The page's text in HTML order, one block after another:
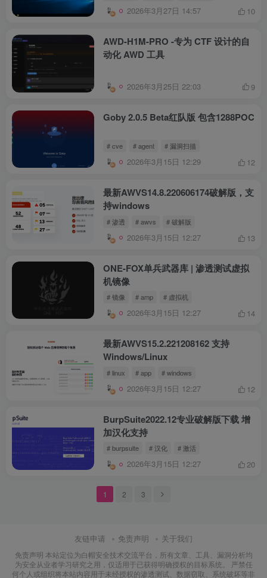
2026年3月27日 14:57 10
AWD-H1M-PRO -专为 CTF 设计的自
动化 AWD 工具
2026年3月25日 22:03 9
Goby 2.0.5 Beta红队版 包含1288POC
# cve # agent # 漏洞扫描
2026年3月15日 12:29 12
最新AWVS14.8.220606174破解版，支
持windows
# 渗透 # awvs # 破解版
2026年3月15日 12:27 13
ONE-FOX单兵武器库 | 渗透测试虚拟
机镜像
# 镜像 # amp # 虚拟机
2026年3月15日 12:27 14
最新AWVS15.2.221208162 支持
Windows/Linux
# linux # app # windows
2026年3月15日 12:27 12
BurpSuite2022.12专业破解版下载 增
加汉化支持
# burpsuite # 汉化 # 激活
2026年3月15日 12:27 20
1 2 3
友链申请 免责声明 关于我们
免责声明 本站定位为白帽安全技术交流平台，所有文章、工具、漏洞分析均
为安全从业者学习研究之用，仅适用于已获得明确授权的目标系统。 严禁任
何个人或组织将本站内容用于未经授权的渗透测试、数据窃取、系统破坏等非